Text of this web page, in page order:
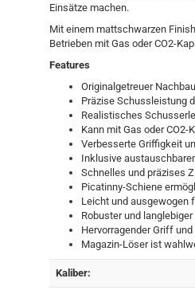
Einsätze machen.
Mit einem mattschwarzen
Betrieben mit Gas oder CO2-
Features
Originalgetreuer Nachbau
Präzise Schussleistung
Realistisches
Kann mit Gas oder
Verbesserte Griffigkeit
Inklusive
Schnelles und präzises
Picatinny-Schiene
Leicht und ausgewogen
Robuster und
Hervorragender Griff
Magazin-Löser ist
Kaliber: